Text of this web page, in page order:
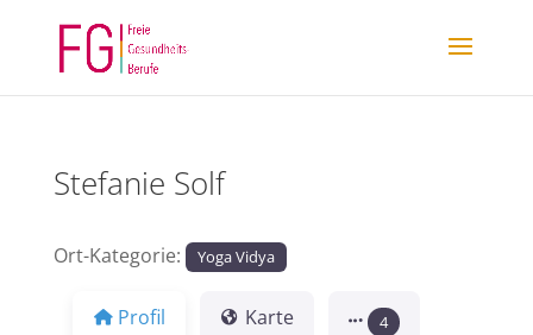
Stefanie Solf
Ort-Kategorie: Yoga Vidya
Profil Karte 4